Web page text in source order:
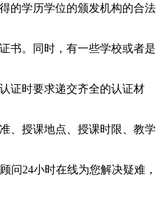
的学历学位的颁发机构的合法
书。同时，有一些学校或者是
证时要求递交齐全的认证材
、授课地点、授课时限、教学
问24小时在线为您解决疑难，